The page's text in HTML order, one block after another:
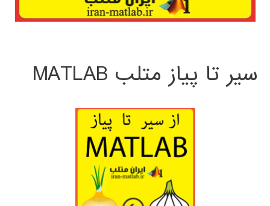
سیر تا پیاز متلب MATLAB